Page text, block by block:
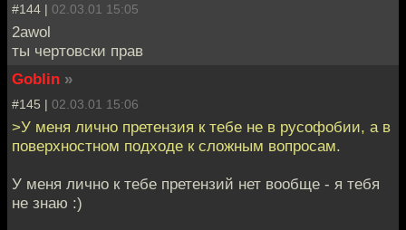
#144 | 02.03.01 15:05
2awol
ты чертовски прав
Goblin »
#145 | 02.03.01 15:06
>У меня лично претензия к тебе не в русофобии, а в
поверхностном подходе к сложным вопросам.
У меня лично к тебе претензий нет вообще - я тебя
не знаю :)